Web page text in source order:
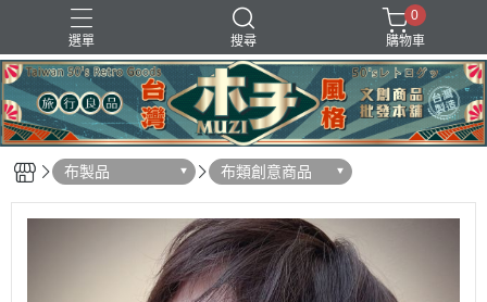
選單 搜尋
地圖掛布 小燈箱 復古存錢筒 明信片 筆記本
0
購物車
布製品 布類創意商品